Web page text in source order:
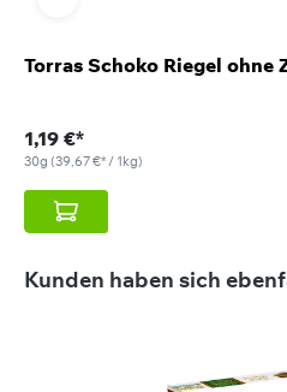
Torras Schoko Riegel ohne
1,19 €*
30g (39,67 €* / 1kg)
Produktgalerie überspringen
Kunden haben sich